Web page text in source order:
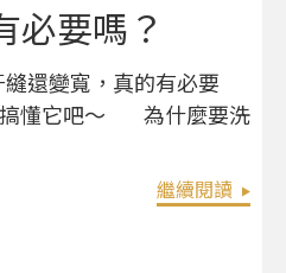
必要嗎？
還變寬，真的有必要
搞懂它吧～ 為什麼要洗
繼續閱讀